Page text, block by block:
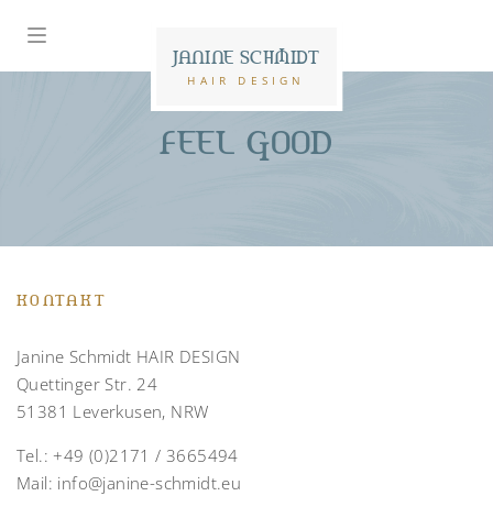
JANINE SCHMIDT
HAIR DESIGN
FEEL GOOD
KONTAKT
Janine Schmidt HAIR DESIGN
Quettinger Str. 24
51381 Leverkusen, NRW
Tel.:+49 (0)2171 / 3665494
Mail: info@janine-schmidt.eu